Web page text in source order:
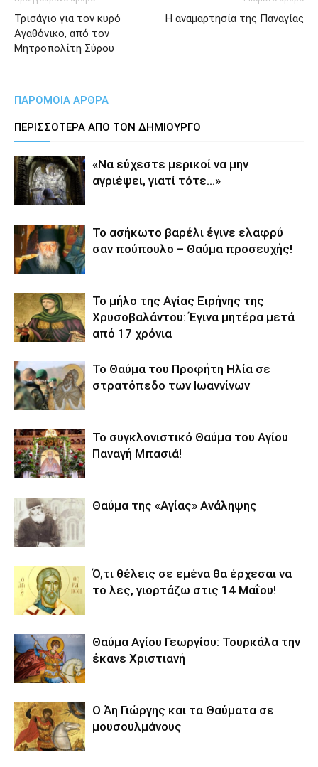
Τρισάγιο για τον κυρό
Αγαθόνικο, από τον
Μητροπολίτη Σύρου
Η αναμαρτησία της Παναγίας
ΠΑΡΟΜΟΙΑ ΑΡΘΡΑ
ΠΕΡΙΣΣΟΤΕΡΑ ΑΠΟ ΤΟΝ ΔΗΜΙΟΥΡΓΟ
«Να εύχεστε μερικοί να μην
αγριέψει, γιατί τότε…»
Το ασήκωτο βαρέλι έγινε ελαφρύ
σαν πούπουλο – Θαύμα προσευχής!
Το μήλο της Αγίας Ειρήνης της
Χρυσοβαλάντου: Έγινα μητέρα μετά
από 17 χρόνια
Το Θαύμα του Προφήτη Ηλία σε
στρατόπεδο των Ιωαννίνων
Το συγκλονιστικό Θαύμα του Αγίου
Παναγή Μπασιά!
Θαύμα της «Αγίας» Ανάληψης
Ό,τι θέλεις σε εμένα θα έρχεσαι να
το λες, γιορτάζω στις 14 Μαΐου!
Θαύμα Αγίου Γεωργίου: Τουρκάλα την
έκανε Χριστιανή
Ο Άη Γιώργης και τα Θαύματα σε
μουσουλμάνους